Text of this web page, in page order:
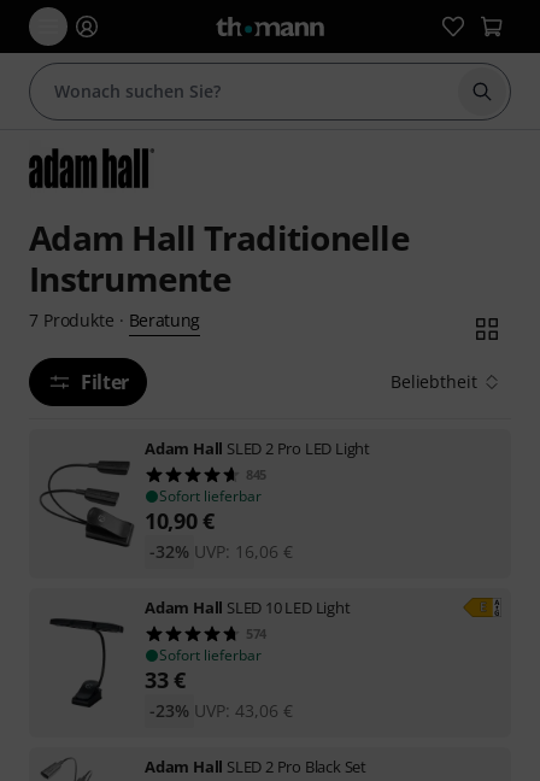
Suche
Adam Hall Traditionelle
Instrumente
7 Produkte · Beratung
Filter Beliebtheit
Adam Hall SLED 2 Pro LED Light
845
Sofort lieferbar
10,90€
UVP: 16,06 €
-32%
Adam Hall SLED 10 LED Light
574
Sofort lieferbar
33€
UVP: 43,06 €
-23%
Adam Hall SLED 2 Pro Black Set